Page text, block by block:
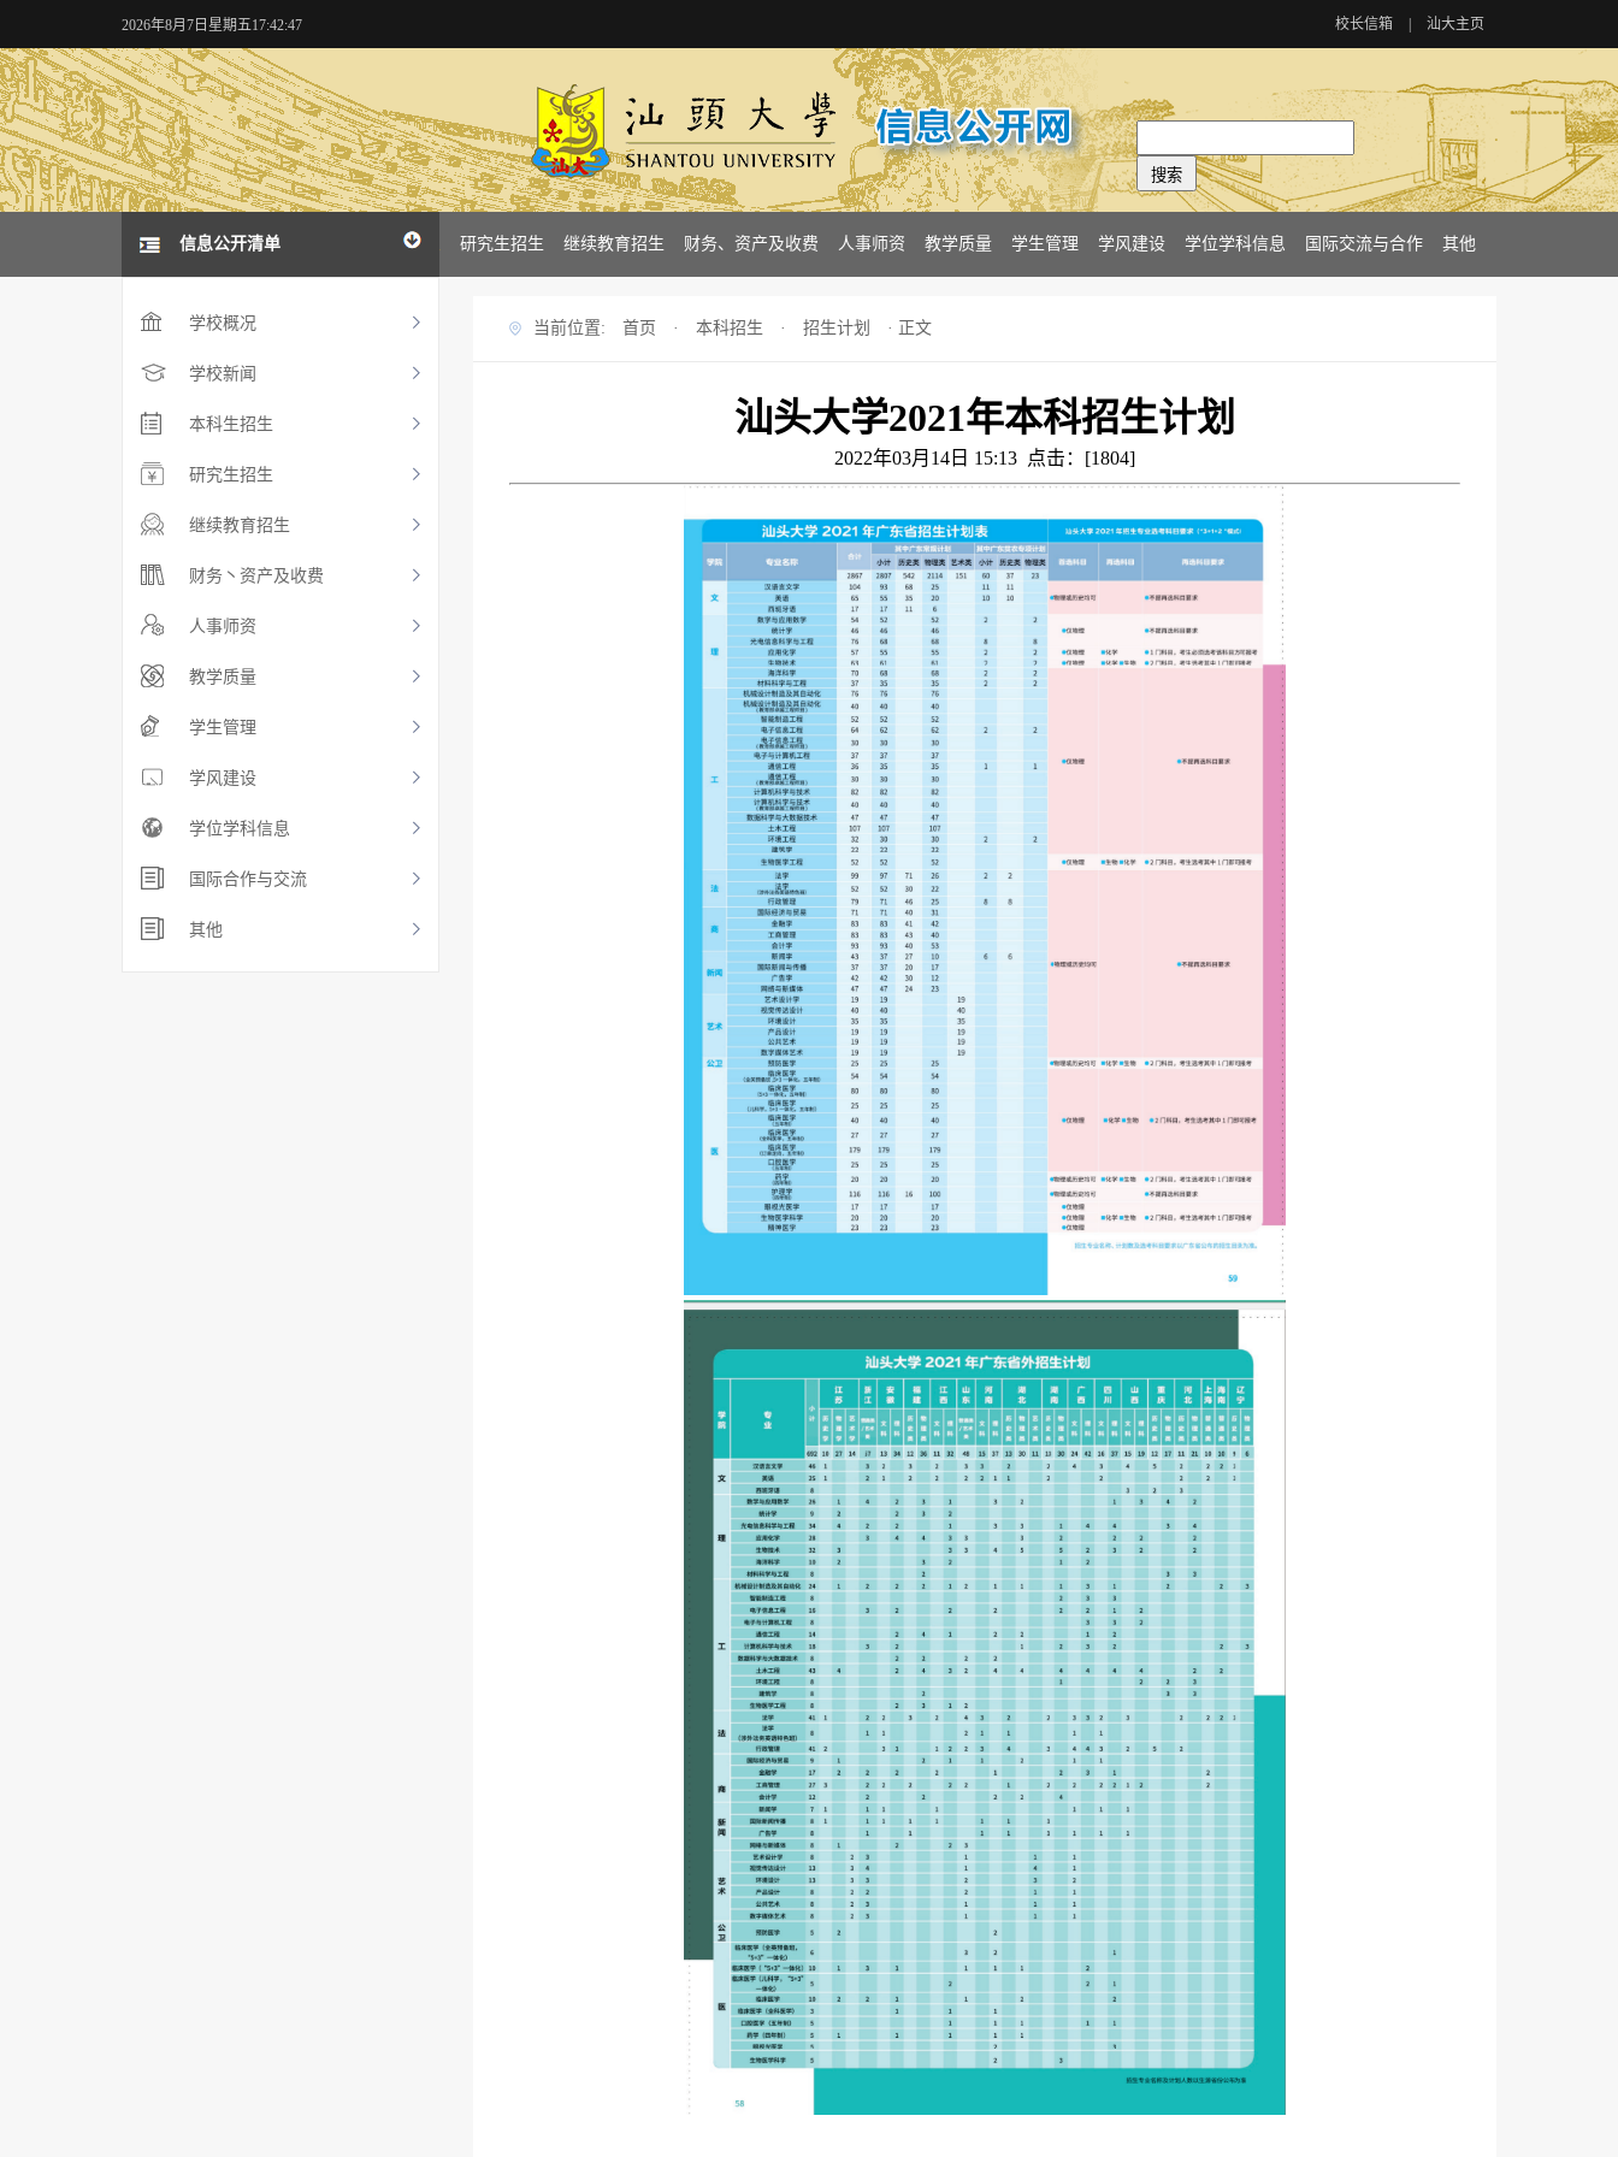
2026年8月7日星期五17:42:47 校长信箱 汕大主页
首页 学校概况 本科招生 研究生招生 继续教育招生 财务、资产及收费 人事师资 教学质量 学生管理 学风建设 学位学科信息 国际交流与合作 其他
信息公开清单
学校概况
学校新闻
本科生招生
研究生招生
继续教育招生
财务丶资产及收费
人事师资
教学质量
学生管理
学风建设
学位学科信息
国际合作与交流
其他
当前位置: 首页 · 本科招生 · 招生计划 · 正文
汕头大学2021年本科招生计划
2022年03月14日 15:13 点击：[1804]